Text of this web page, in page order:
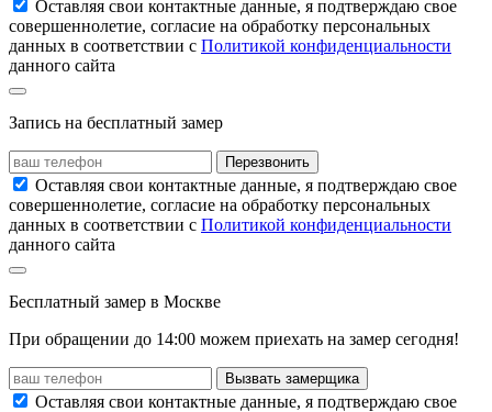
Оставляя свои контактные данные, я подтверждаю свое
совершеннолетие, согласие на обработку персональных
данных в соответствии с Политикой конфиденциальности
данного сайта
Запись на бесплатный замер
Перезвонить
Оставляя свои контактные данные, я подтверждаю свое
совершеннолетие, согласие на обработку персональных
данных в соответствии с Политикой конфиденциальности
данного сайта
Бесплатный замер в Москве
При обращении до 14:00 можем приехать на замер сегодня!
Вызвать замерщика
Оставляя свои контактные данные, я подтверждаю свое